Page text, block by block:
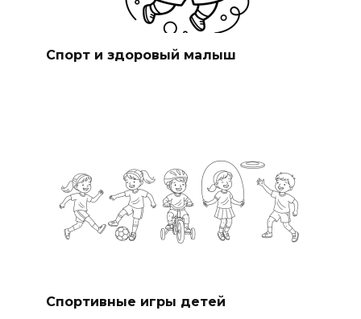
Спорт и здоровый малыш
Спортивные игры детей